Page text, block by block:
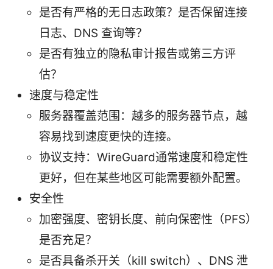
是否有严格的无日志政策？是否保留连接
日志、DNS 查询等？
是否有独立的隐私审计报告或第三方评
估？
速度与稳定性
服务器覆盖范围：越多的服务器节点，越
容易找到速度更快的连接。
协议支持：WireGuard通常速度和稳定性
更好，但在某些地区可能需要额外配置。
安全性
加密强度、密钥长度、前向保密性（PFS）
是否充足？
是否具备杀开关（kill switch）、DNS 泄